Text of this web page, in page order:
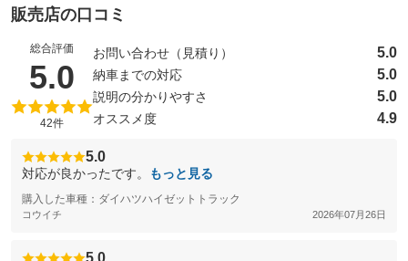
販売店の口コミ
総合評価
5.0 （5点満点中）
42件
お問い合わせ（見積り） 5.0
納車までの対応 5.0
説明の分かりやすさ 5.0
オススメ度 4.9
5.0
対応が良かったです。 もっと見る
購入した車種：ダイハツハイゼットトラック
コウイチ 2026年07月26日
5.0